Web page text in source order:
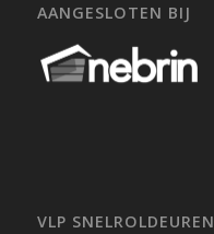
AANGESLOTEN BIJ
VLP SNELROLDEUREN